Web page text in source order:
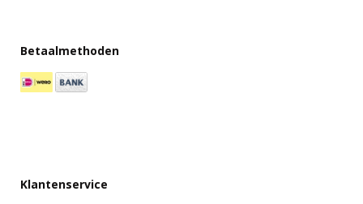
Betaalmethoden
Klantenservice